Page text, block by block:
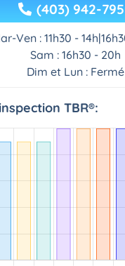
(403) 942-
Ven : 11h30 -
Sam : 16h30 - 20h
Dim et Lun : Fermé
TBR®: